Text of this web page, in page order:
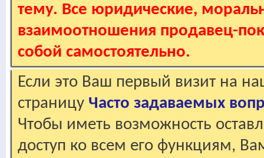
тему. Все юридические,
взаимоотношения продавец-
собой самостоятельно.
Если это Ваш первый визит на
страницу Часто задаваемых
Чтобы иметь возможность
доступ ко всем его функциям,